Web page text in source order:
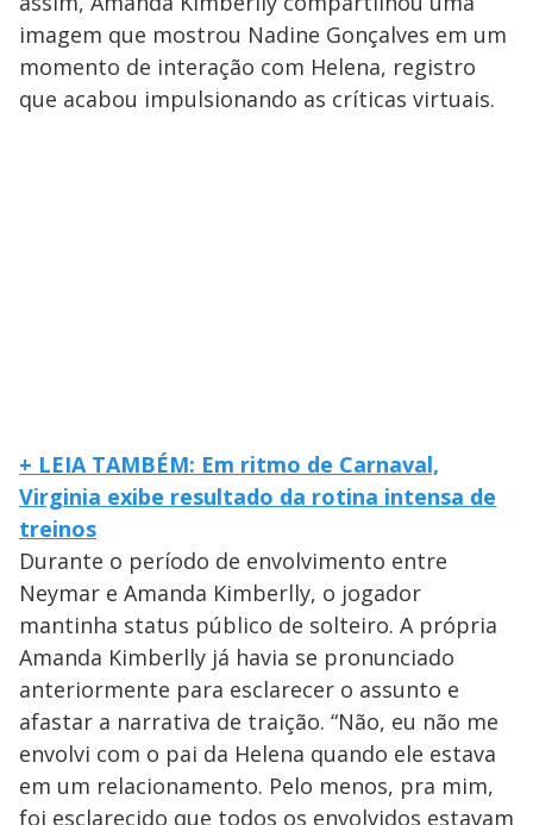
imagem que mostrou Nadine Gonçalves em um
momento de interação com Helena, registro
que acabou impulsionando as críticas virtuais.
+ LEIA TAMBÉM: Em ritmo de Carnaval,
Virginia exibe resultado da rotina intensa de
treinos
Durante o período de envolvimento entre
Neymar e Amanda Kimberlly, o jogador
mantinha status público de solteiro. A própria
Amanda Kimberlly já havia se pronunciado
anteriormente para esclarecer o assunto e
afastar a narrativa de traição. “Não, eu não me
envolvi com o pai da Helena quando ele estava
em um relacionamento. Pelo menos, pra mim,
foi esclarecido que todos os envolvidos estavam